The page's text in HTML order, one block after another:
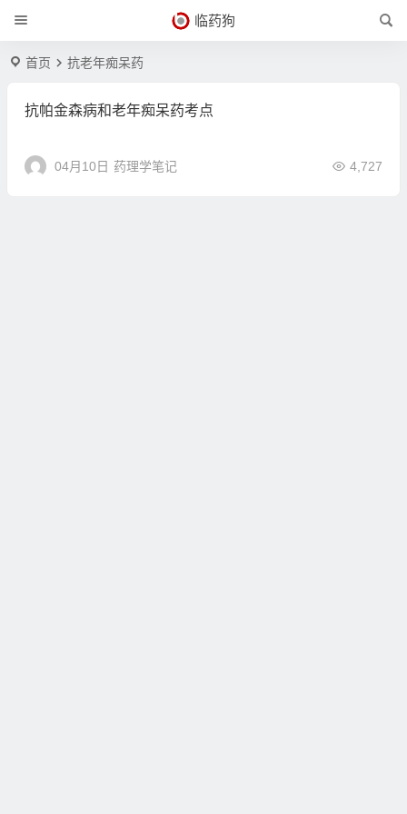
临药狗
首页 抗老年痴呆药
抗帕金森病和老年痴呆药考点
04月10日 药理学笔记 4,727